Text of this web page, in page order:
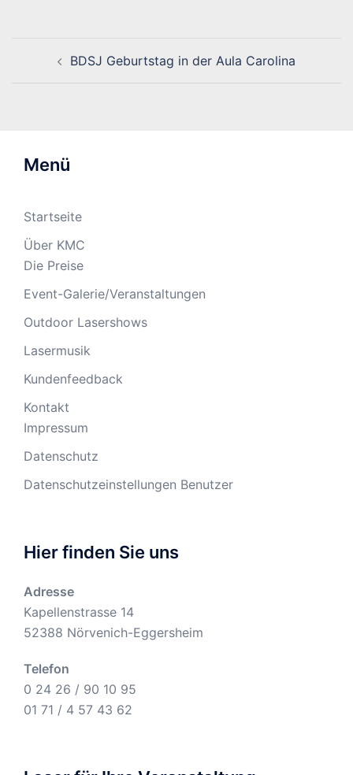
BDSJ Geburtstag in der Aula Carolina
Menü
Startseite
Über KMC
Die Preise
Event-Galerie/Veranstaltungen
Outdoor Lasershows
Lasermusik
Kundenfeedback
Kontakt
Impressum
Datenschutz
Datenschutzeinstellungen Benutzer
Hier finden Sie uns
Adresse
Kapellenstrasse 14
52388 Nörvenich-Eggersheim
Telefon
0 24 26 / 90 10 95
01 71 / 4 57 43 62